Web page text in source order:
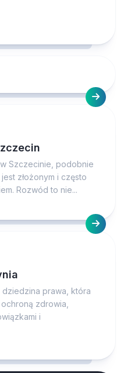
Szczecinie, podobnie
złożonym i często
Rozwód to nie...
prawa, która
zdrowia,
i